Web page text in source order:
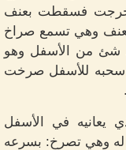
خرجت فسقطت بعنف
وهي تسمع صراخ
شئ من الأسفل وهو
سحبه للأسفل صرخت
يعانيه في الأسفل
له وهي تصرخ: بسرعه